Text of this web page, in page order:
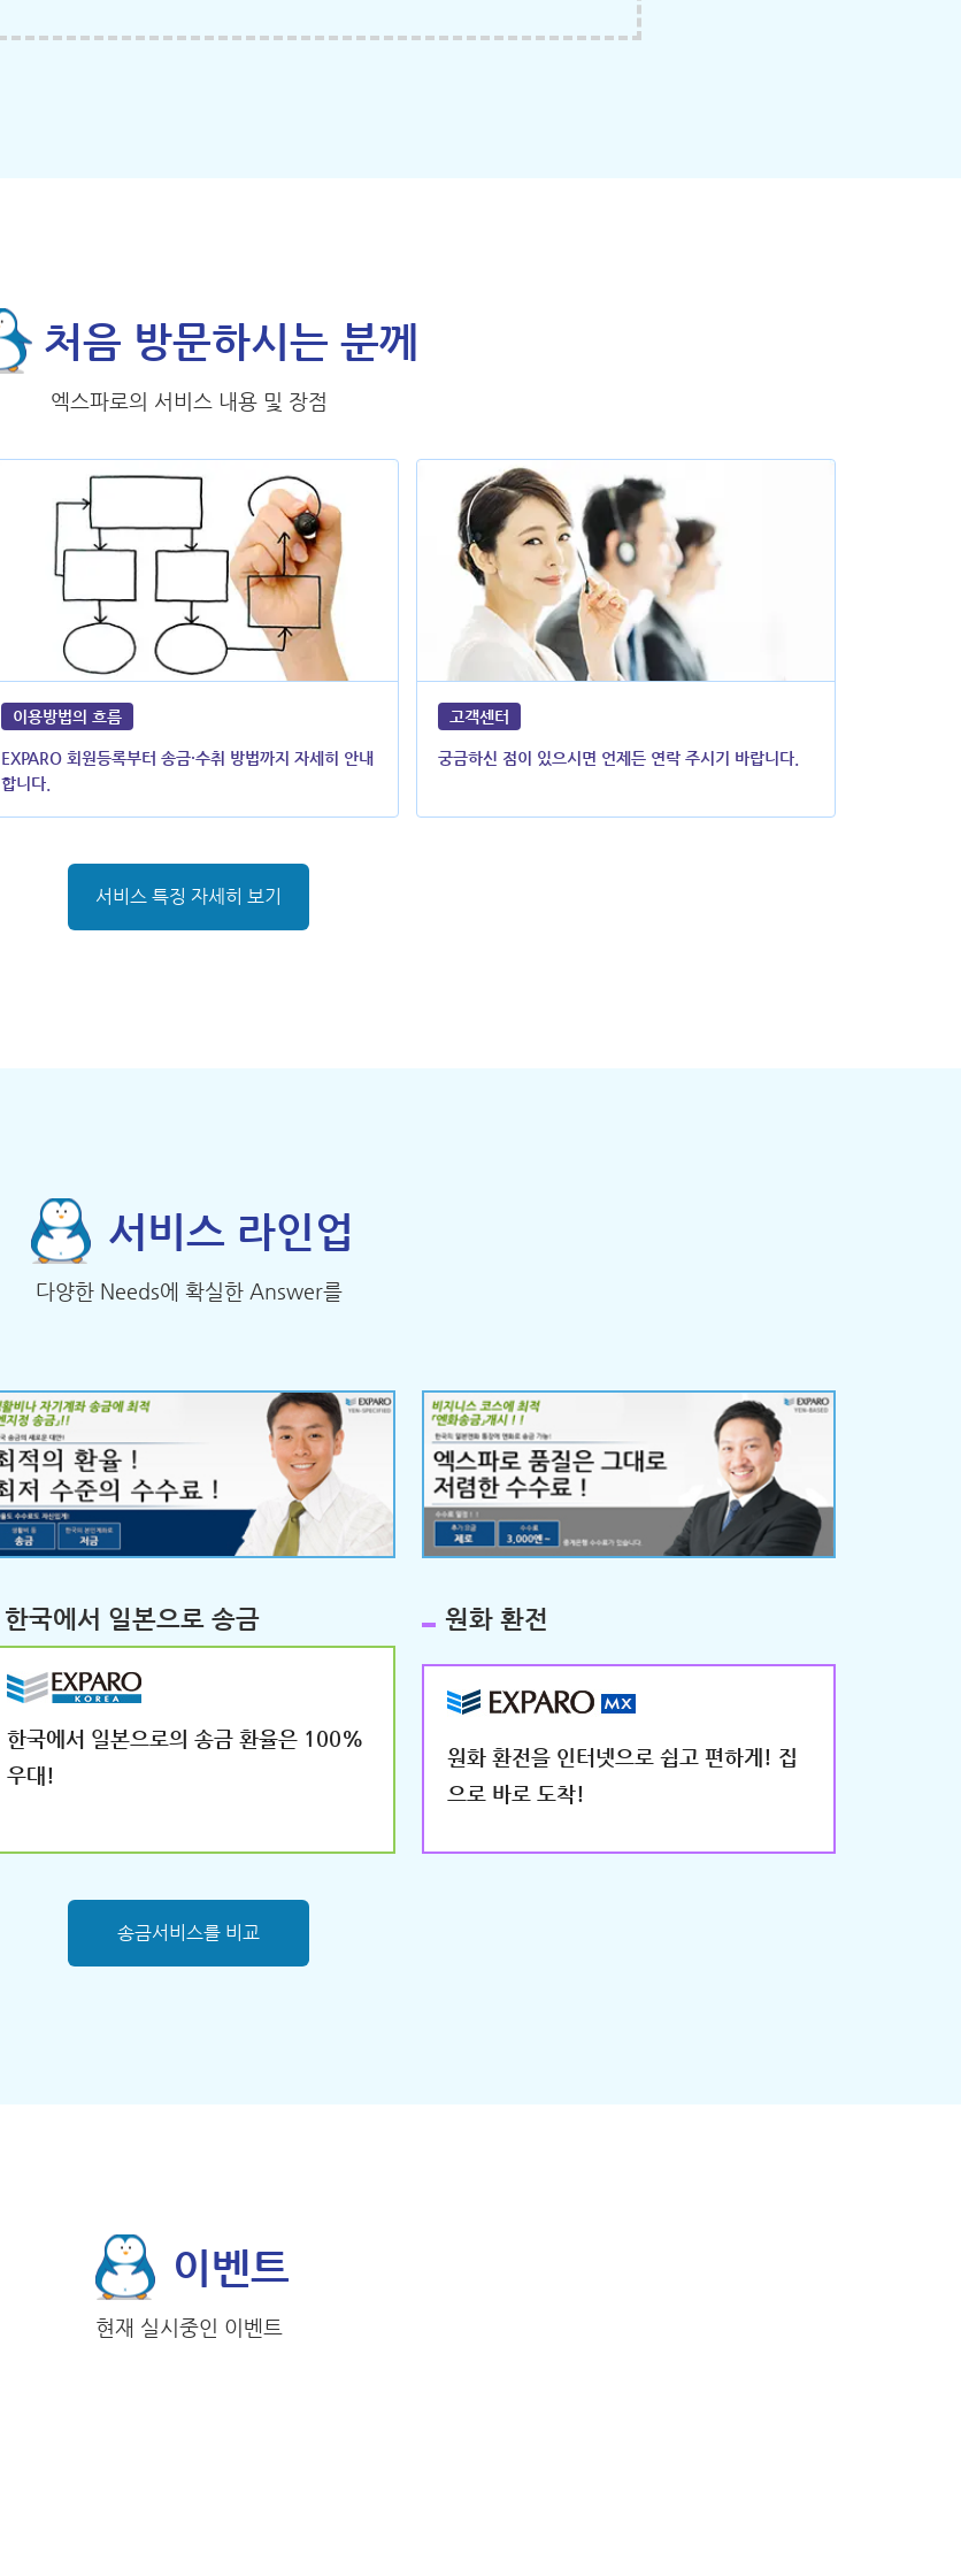
처음 방문하시는 분께
엑스파로의 서비스 내용 및 장점
이용방법의 흐름
EXPARO 회원등록부터 송금·수취 방법까지 자세히 안내
합니다.
고객센터
궁금하신 점이 있으시면 언제든 연락 주시기 바랍니다.
서비스 특징 자세히 보기
서비스 라인업
다양한 Needs에 확실한 Answer를
한국에서 일본으로 송금
한국에서 일본으로의 송금 환율은 100%
우대!
원화 환전
원화 환전을 인터넷으로 쉽고 편하게! 집
으로 바로 도착!
송금서비스를 비교
이벤트
현재 실시중인 이벤트